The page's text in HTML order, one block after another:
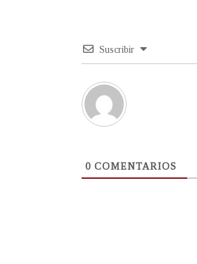
Suscribir
0 COMENTARIOS